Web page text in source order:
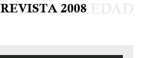
REVISTA 2008